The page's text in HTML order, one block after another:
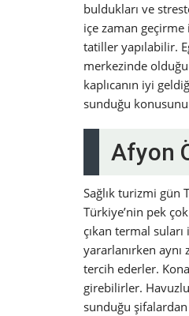
buldukları ve
içe zaman
tatiller yapılabilir.
merkezinde
kaplıcanın iyi
sunduğu
Afyon
Sağlık turizmi gün
Türkiye’nin pek
çıkan termal
yararlanırken
tercih ederler.
girebilirler.
sunduğu